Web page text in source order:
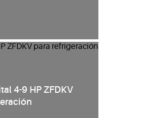
4-9 HP ZFDKV